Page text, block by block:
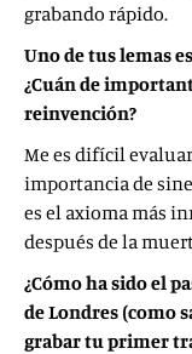
grabando rápido.
Uno de tus lemas
¿Cuán de
reinvención?
Me es difícil
importancia de
es el axioma más
después de la
¿Cómo ha sido el
de Londres (como
grabar tu primer